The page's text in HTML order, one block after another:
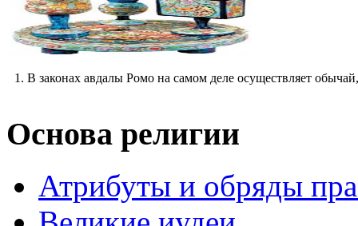
1. В законах авдалы Ромо на самом деле осуществляет
Основа религии
Атрибуты и обряды